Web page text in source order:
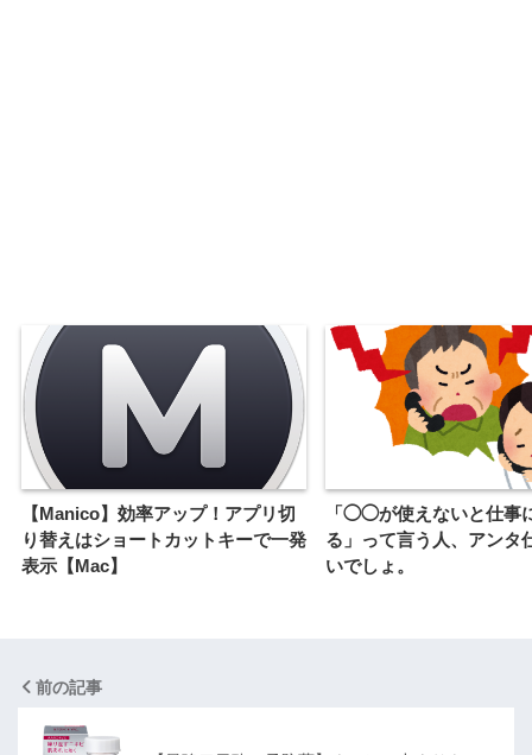
【Manico】効率アップ！アプリ切
り替えはショートカットキーで一発
表示【Mac】
「◯◯が使えないと仕事
る」って言う人、アンタ
いでしょ。
前の記事